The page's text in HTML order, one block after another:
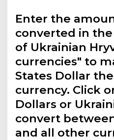
Enter the
converted in
of Ukrainian
currencies" to
States Dollar
currency. Click
Dollars or
convert
and all other